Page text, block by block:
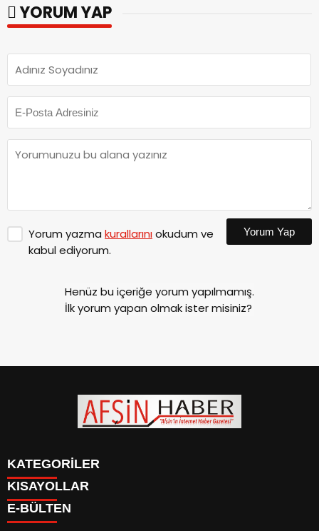
YORUM YAP
Yorum yazma kurallarınıokudum ve
kabul ediyorum.
Yorum Yap
Henüz bu içeriğe yorum yapılmamış.
İlk yorum yapan olmak ister misiniz?
KATEGORİLER
SİYASET
EĞİTİM
KISAYOLLAR
SİYASET
E-BÜLTEN